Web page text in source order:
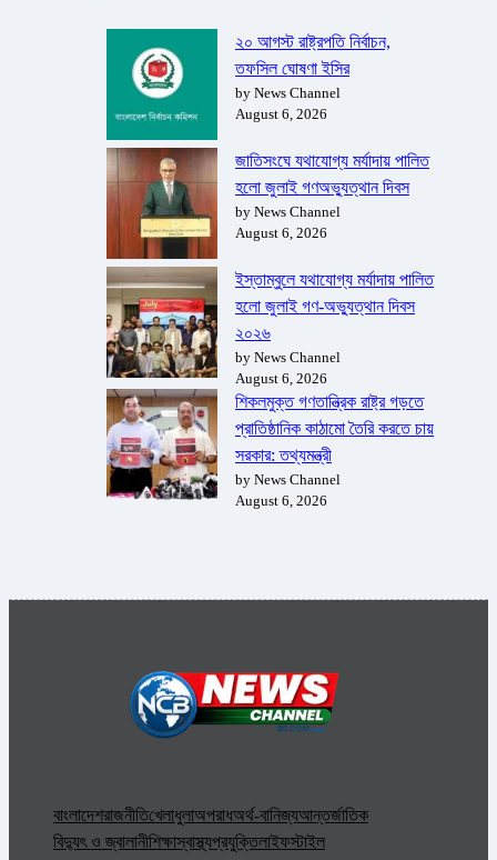
২০ আগস্ট রাষ্ট্রপতি নির্বাচন,
তফসিল ঘোষণা ইসির
by News Channel
August 6, 2026
জাতিসংঘে যথাযোগ্য মর্যাদায় পালিত
হলো জুলাই গণঅভ্যুত্থান দিবস
by News Channel
August 6, 2026
ইস্তাম্বুলে যথাযোগ্য মর্যাদায় পালিত
হলো জুলাই গণ-অভ্যুত্থান দিবস
২০২৬
by News Channel
August 6, 2026
শিকলমুক্ত গণতান্ত্রিক রাষ্ট্র গড়তে
প্রাতিষ্ঠানিক কাঠামো তৈরি করতে চায়
সরকার: তথ্যমন্ত্রী
by News Channel
August 6, 2026
বাংলাদেশরাজনীতিখেলাধুলাঅপরাধঅর্থ-বানিজ্যআন্তর্জাতিক
বিদ্যুৎ ও জ্বালানীশিক্ষাস্বাস্থ্যপ্রযুক্তিলাইফস্টাইল